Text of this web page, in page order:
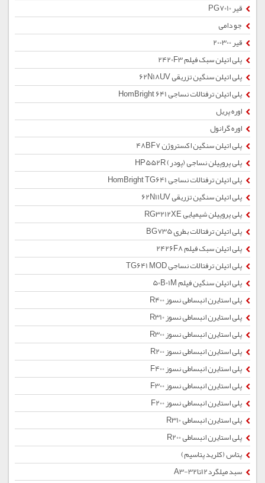
قیر PG7010
جو دامی
قیر 200300
پلی اتیلن سبک فیلم 2420F3
پلی اتیلن سنگین تزریقی 62N18UV
پلی اتیلن ترفتالات نساجی HomBright 641
اوره پریل
اوره گرانول
پلی اتیلن سنگین اکستروژن 48BF7
پلی پروپیلن نساجی (پودر) HP552R
پلی اتیلن ترفتالات نساجی HomBright TG641
پلی اتیلن سنگین تزریقی 62N11UV
پلی پروپیلن شیمیایی RG3212XE
پلی اتیلن ترفتالات بطری BG735
پلی اتیلن سبک فیلم 2426F8
پلی اتیلن ترفتالات نساجی TG641 MOD
پلی اتیلن سنگین فیلم 50B01M
پلی استایرن انبساطی نسوز R400
پلی استایرن انبساطی نسوز R310
پلی استایرن انبساطی نسوز R300
پلی استایرن انبساطی نسوز R200
پلی استایرن انبساطی نسوز F400
پلی استایرن انبساطی نسوز F300
پلی استایرن انبساطی نسوز F200
پلی استایرن انبساطی R310
پلی استایرن انبساطی R200
پتاس (کلرید پتاسیم)
سبد میلگرد12تا32-A3